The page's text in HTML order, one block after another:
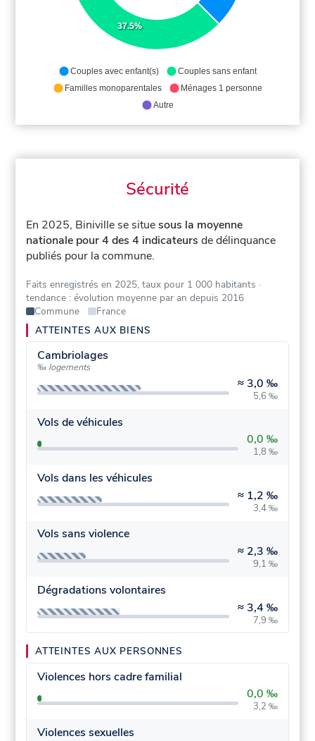
37.5%
Couples avec enfant(s)
Couples sans enfant
Familles monoparentales
Ménages 1 personne
Autre
Sécurité
En 2025, Biniville se situesous la moyenne
nationale pour 4 des 4 indicateurs de délinquance
publiés pour la commune.
Faits enregistrés en 2025, taux pour 1 000 habitants ·
tendance : évolution moyenne par an depuis 2016
Commune
France
ATTEINTES AUX BIENS
Cambriolages
‰ logements
≈ 3,0 ‰
5,6 ‰
Vols de véhicules
0,0 ‰
1,8 ‰
Vols dans les véhicules
≈ 1,2 ‰
3,4 ‰
Vols sans violence
≈ 2,3 ‰
9,1 ‰
Dégradations volontaires
≈ 3,4 ‰
7,9 ‰
ATTEINTES AUX PERSONNES
Violences hors cadre familial
0,0 ‰
3,2 ‰
Violences sexuelles